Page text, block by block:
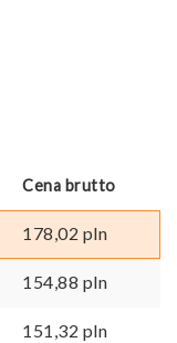
Cena brutto
178,02 pln
154,88 pln
151,32 pln